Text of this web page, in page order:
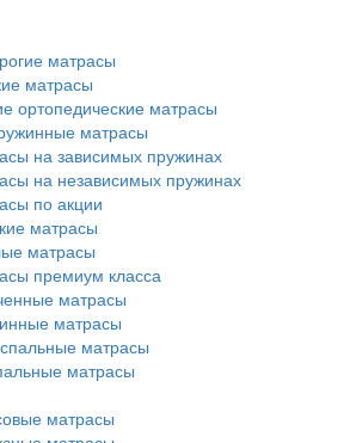
матрасы
матрасы
ортопедические матрасы
матрасы
на зависимых пружинах
на независимых пружинах
по акции
матрасы
матрасы
премиум класса
матрасы
матрасы
матрасы
матрасы
матрасы